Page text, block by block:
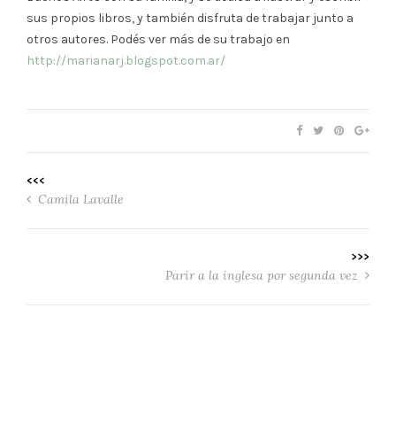
sus propios libros, y también disfruta de trabajar junto a
otros autores. Podés ver más de su trabajo en
http://marianarj.blogspot.com.ar/
<<<
Camila Lavalle
>>>
Parir a la inglesa por segunda vez